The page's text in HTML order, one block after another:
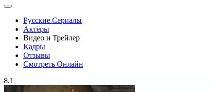
Русские Сериалы
Актёры
Видео и Трейлер
Кадры
Отзывы
Смотреть Онлайн
8.1